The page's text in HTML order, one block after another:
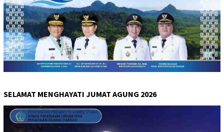
SELAMAT MENGHAYATI JUMAT AGUNG 2026